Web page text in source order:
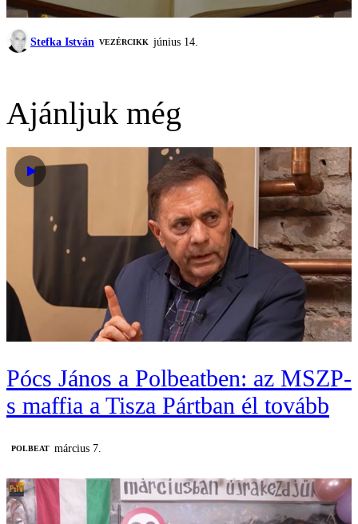
Stefka István VEZÉRCIKK június 14.
Ajánljuk még
Pócs János a Polbeatben: az MSZP-
s maffia a Tisza Pártban él tovább
‎POLBEAT március 7.